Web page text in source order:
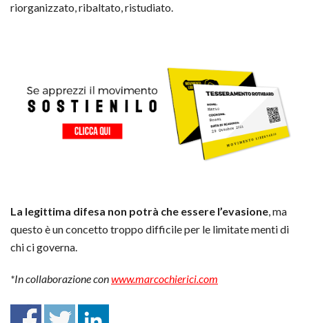
riorganizzato, ribaltato, ristudiato.
La legittima difesa non potrà che essere l’evasione, ma
questo è un concetto troppo difficile per le limitate menti di
chi ci governa.
*In collaborazione conwww.marcochierici.com